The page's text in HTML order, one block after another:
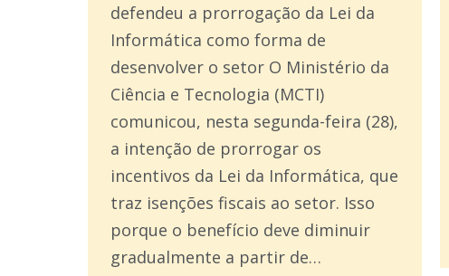
defendeu a prorrogação da Lei da
Informática como forma de
desenvolver o setor O Ministério da
Ciência e Tecnologia (MCTI)
comunicou, nesta segunda-feira (28),
a intenção de prorrogar os
incentivos da Lei da Informática, que
traz isenções fiscais ao setor. Isso
porque o benefício deve diminuir
gradualmente a partir de…